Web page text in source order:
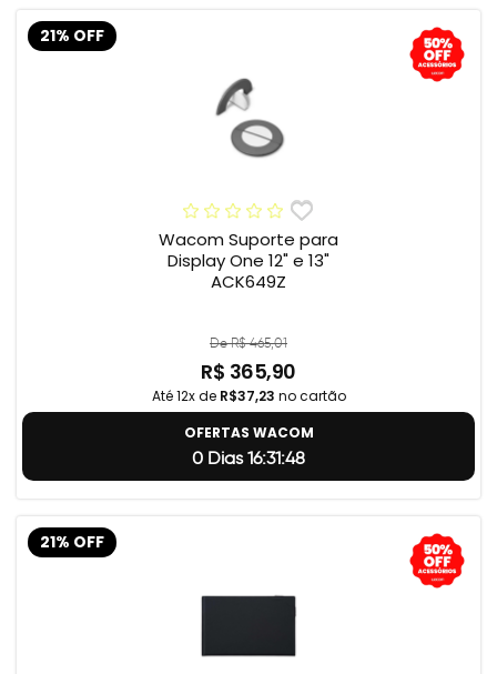
21% OFF
Wacom Suporte para
Display One 12" e 13"
ACK649Z
De R$ 465,01
R$ 365,90
Até 12x de R$37,23 no cartão
OFERTAS WACOM
0 Dias 16:31:47
21% OFF